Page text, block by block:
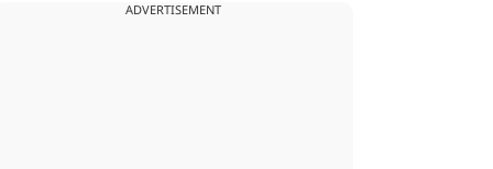
ADVERTISEMENT